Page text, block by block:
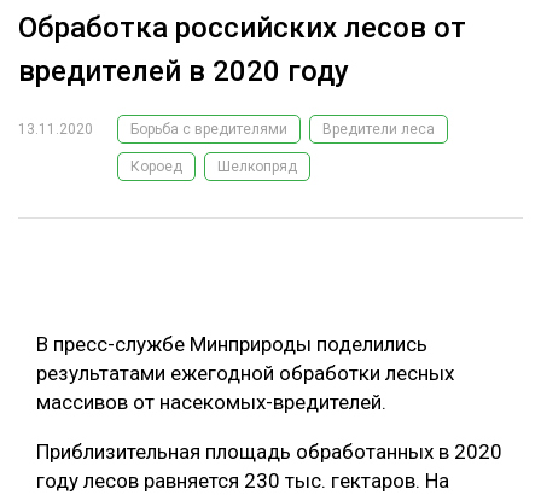
РЕКЛАМОДАТЕЛЯМ
ЛЕСНОЕ ХОЗЯЙСТВО
ЛЕСОЗАГОТОВКА
БИОЭНЕРГЕТИКА
ЛЕСОВОССТАНОВЛЕНИЕ И ЗАЩИТА
ЛОГИСТИКА
ПРОИЗВОДСТВО ДРЕВЕСНЫХ ПЛИТ
ПОДБОРКИ СТАТЕЙ
Обработка российских лесов от
вредителей в 2020 году
13.11.2020 Борьба с вредителями Вредители леса
Короед Шелкопряд
В пресс-службе Минприроды поделились
результатами ежегодной обработки лесных
массивов от насекомых-вредителей.
Приблизительная площадь обработанных в 2020
году лесов равняется 230 тыс. гектаров. На